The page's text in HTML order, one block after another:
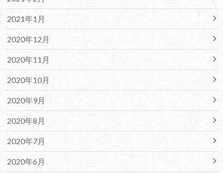
2021年1月
2020年12月
2020年11月
2020年10月
2020年9月
2020年8月
2020年7月
2020年6月